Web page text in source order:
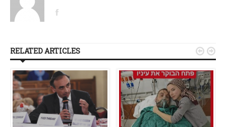
RELATED ARTICLES  